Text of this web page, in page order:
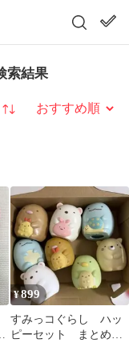
索結果
並び替え
¥899
すみっコぐらし ハッ
ピーセット まとめ売